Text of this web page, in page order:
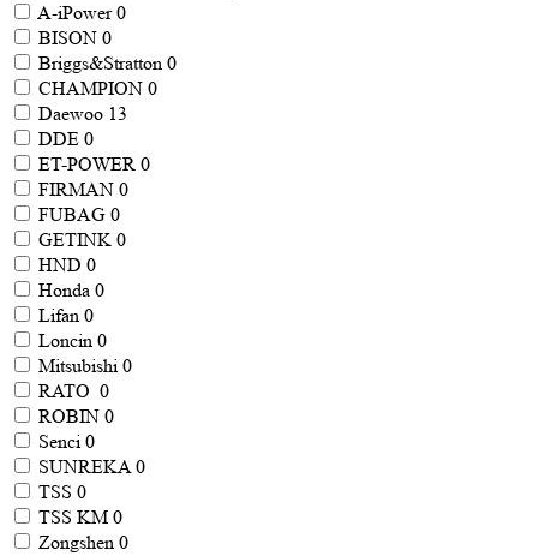
A-iPower0
BISON 0
Briggs&Stratton 0
CHAMPION 0
Daewoo 13
DDE 0
ET-POWER 0
FIRMAN 0
FUBAG 0
GETINK 0
HND 0
Honda 0
Lifan 0
Loncin 0
Mitsubishi 0
RATO 0
ROBIN 0
Senci 0
SUNREKA0
TSS 0
TSS KM 0
Zongshen 0